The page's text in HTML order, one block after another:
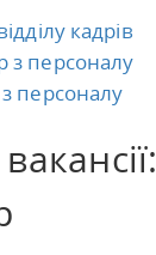
кадрів
персоналу
персоналу